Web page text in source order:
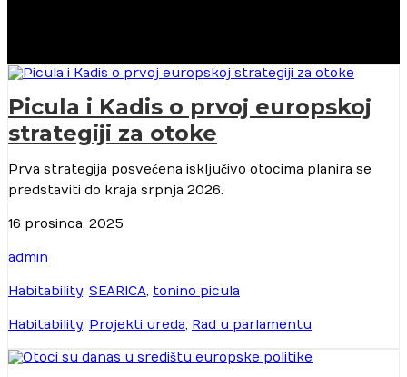
Picula i Kadis o prvoj europskoj
strategiji za otoke
Prva strategija posvećena isključivo otocima planira se
predstaviti do kraja srpnja 2026.
16 prosinca, 2025
admin
Habitability, SEARICA, tonino picula
Habitability, Projekti ureda, Rad u parlamentu